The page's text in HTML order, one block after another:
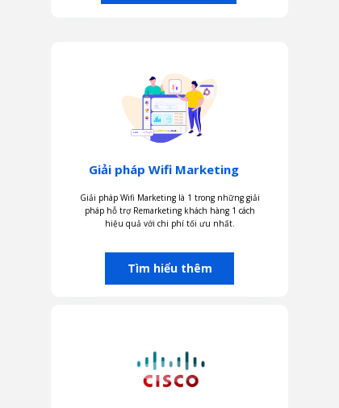
Giải pháp Wifi Marketing
Giải pháp Wifi Marketing là 1 trong những giải
pháp hỗ trợ Remarketing khách hàng 1 cách
hiệu quả với chi phí tối ưu nhất.
Tìm hiểu thêm